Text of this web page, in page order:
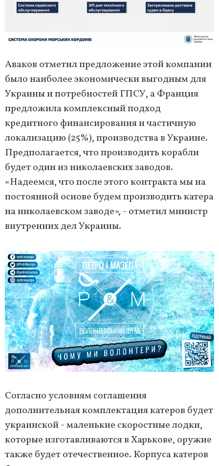
Аваков отметил предложение этой компании
было наиболее экономически выгодным для
Украины и потребностей ГПСУ, а Франция
предложила комплексный подход
кредитного финансирования и частичную
локализацию (25%), производства в Украине.
Предполагается, что производить корабли
будет один из николаевских заводов.
«Надеемся, что после этого контракта мы на
постоянной основе будем производить катера
на николаевском заводе», - отметил министр
внутренних дел Украины.
Согласно условиям соглашения
дополнительная комплектация катеров будет
украинской - маленькие скоростные лодки,
которые изготавливаются в Харькове, оружие
также будет отечественное. Корпуса катеров